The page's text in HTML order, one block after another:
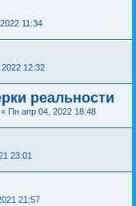
11:34
12:32
реальности
« Пн апр 04, 2022 18:48
23:01
21:57